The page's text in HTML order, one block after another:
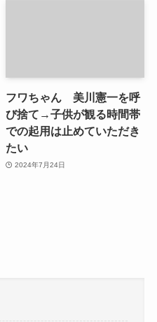
フワちゃん 美川憲一を呼
び捨て→子供が観る時間帯
での起用は止めていただき
たい
2024年7月24日